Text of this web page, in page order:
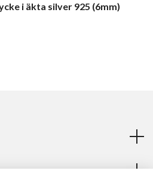
i äkta silver 925 (6mm)